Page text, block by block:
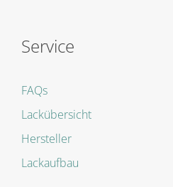
Service
FAQs
Lackübersicht
Hersteller
Lackaufbau